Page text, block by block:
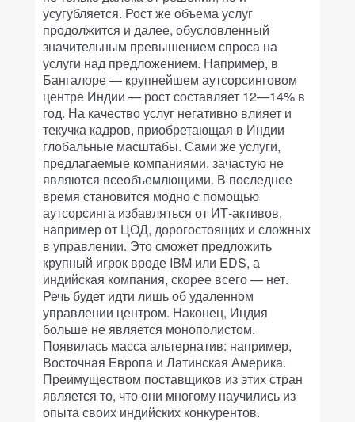
усугубляется. Рост же объема услуг
продолжится и далее, обусловленный
значительным превышением спроса на
услуги над предложением. Например, в
Бангалоре — крупнейшем аутсорсинговом
центре Индии — рост составляет 12—14% в
год. На качество услуг негативно влияет и
текучка кадров, приобретающая в Индии
глобальные масштабы. Сами же услуги,
предлагаемые компаниями, зачастую не
являются всеобъемлющими. В последнее
время становится модно с помощью
аутсорсинга избавляться от ИТ-активов,
например от ЦОД, дорогостоящих и сложных
в управлении. Это сможет предложить
крупный игрок вроде IBM или EDS, а
индийская компания, скорее всего — нет.
Речь будет идти лишь об удаленном
управлении центром. Наконец, Индия
больше не является монополистом.
Появилась масса альтернатив: например,
Восточная Европа и Латинская Америка.
Преимуществом поставщиков из этих стран
является то, что они многому научились из
опыта своих индийских конкурентов.